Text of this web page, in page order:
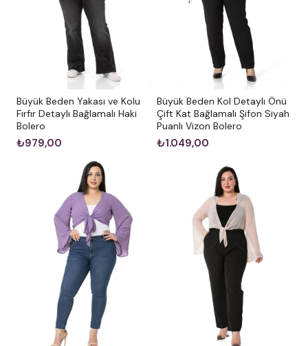
Büyük Beden Yakası ve Kolu
Fırfır Detaylı Bağlamalı Haki
Bolero
₺979,00
Büyük Beden Kol Detaylı Önü
Çift Kat Bağlamalı Şifon Siyah
Puanlı Vizon Bolero
₺1.049,00